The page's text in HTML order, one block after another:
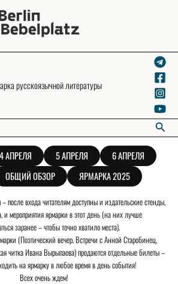
русскоязычной литературы
4 АПРЕЛЯ 5 АПРЕЛЯ
6 АПРЕЛЯ
ОБЩИЙ ОБЗОР ЯРМАРКА 2025
после входа читателям доступны и издательские стенды,
и мероприятия ярмарки в этот день (на них лучше
заранее – чтобы точно хватило места).
(Поэтический вечер, Встречи с Анной Старобинец,
читка Ивана Вырыпаева) продаются отдельные билеты –
на ярмарку в любое время в день события!
Всех очень ждем!